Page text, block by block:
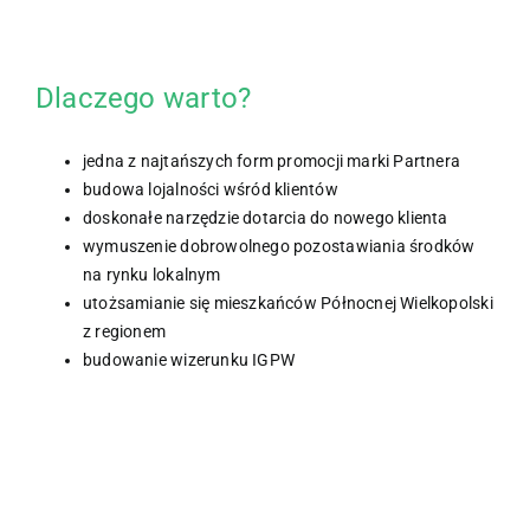
Dlaczego warto?
jedna z najtańszych form promocji marki Partnera
budowa lojalności wśród klientów
doskonałe narzędzie dotarcia do nowego klienta
wymuszenie dobrowolnego pozostawiania środków
na rynku lokalnym
utożsamianie się mieszkańców Północnej Wielkopolski
z regionem
budowanie wizerunku IGPW